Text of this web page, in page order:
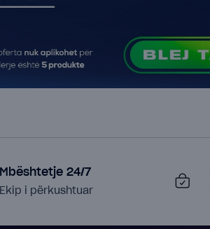
Mbështetje 24/7
Ekip i përkushtuar